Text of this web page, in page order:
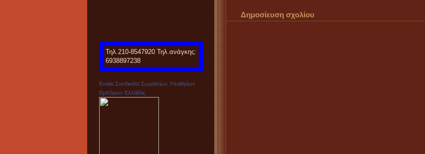
Τηλ.210-8547920 Τηλ.ανάγκης:
6938897238
Ενιαίο Συνδικάτο Σωματείων Υπαιθρίων
Εμπόρων Ελλάδας
Δημοσίευση σχολίου